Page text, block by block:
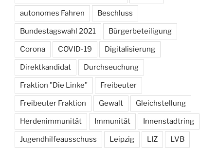
autonomes Fahren Beschluss
Bundestagswahl 2021 Bürgerbeteiligung
Corona COVID-19 Digitalisierung
Direktkandidat Durchseuchung
Fraktion "Die Linke" Freibeuter
Freibeuter Fraktion Gewalt Gleichstellung
Herdenimmunität Immunität Innenstadtring
Jugendhilfeausschuss Leipzig LIZ LVB